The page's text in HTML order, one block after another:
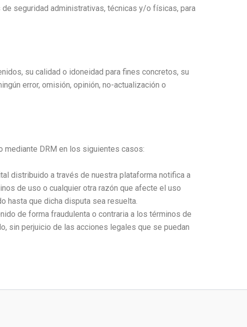
seguridad administrativas, técnicas y/o físicas, para
su calidad o idoneidad para fines concretos, su
error, omisión, opinión, no-actualización o
mediante DRM en los siguientes casos:
distribuido a través de nuestra plataforma notifica a
de uso o cualquier otra razón que afecte el uso
hasta que dicha disputa sea resuelta.
de forma fraudulenta o contraria a los términos de
sin perjuicio de las acciones legales que se puedan